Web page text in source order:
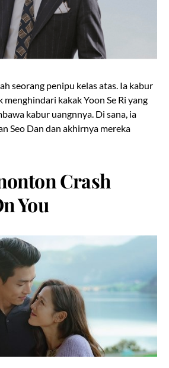
seorang penipu kelas atas. Ia kabur
kakak Yoon Se Ri yang
kabur uangnnya. Di sana, ia
Seo Dan dan akhirnya mereka
Crash
You